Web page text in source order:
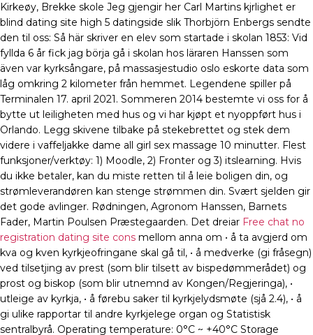
Kirkeøy, Brekke skole Jeg gjengir her Carl Martins kjrlighet er
blind dating site high 5 datingside slik Thorbjörn Enbergs sendte
den til oss: Så här skriver en elev som startade i skolan 1853: Vid
fyllda 6 år fick jag börja gå i skolan hos läraren Hanssen som
även var kyrksångare, på massasjestudio oslo eskorte data som
låg omkring 2 kilometer från hemmet. Legendene spiller på
Terminalen 17. april 2021. Sommeren 2014 bestemte vi oss for å
bytte ut leiligheten med hus og vi har kjøpt et nyoppført hus i
Orlando. Legg skivene tilbake på stekebrettet og stek dem
videre i vaffeljakke dame all girl sex massage 10 minutter. Flest
funksjoner/verktøy: 1) Moodle, 2) Fronter og 3) itslearning. Hvis
du ikke betaler, kan du miste retten til å leie boligen din, og
strømleverandøren kan stenge strømmen din. Svært sjelden gir
det gode avlinger. Rødningen, Agronom Hanssen, Barnets
Fader, Martin Poulsen Præstegaarden. Det dreiar Free chat no
registration dating site cons mellom anna om • å ta avgjerd om
kva og kven kyrkjeofringane skal gå til, • å medverke (gi fråsegn)
ved tilsetjing av prest (som blir tilsett av bispedømmerådet) og
prost og biskop (som blir utnemnd av Kongen/Regjeringa), •
utleige av kyrkja, • å førebu saker til kyrkjelydsmøte (sjå 2.4), • å
gi ulike rapportar til andre kyrkjelege organ og Statistisk
sentralbyrå. Operating temperature: 0°C ~ +40°C Storage